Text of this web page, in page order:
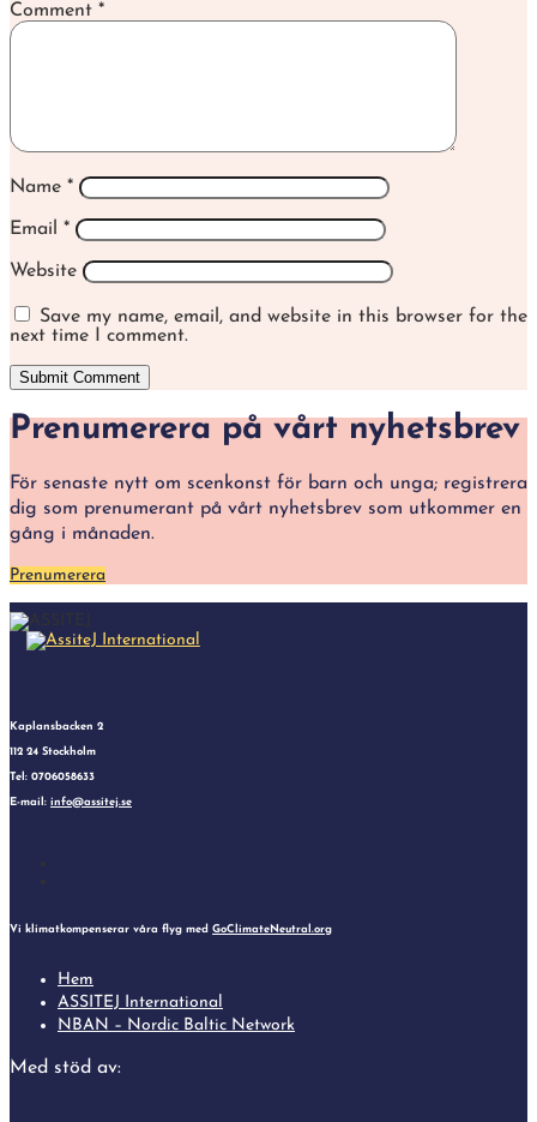
Comment *
Name *
Email *
Website
Save my name, email, and website in this browser for the
next time I comment.
Submit Comment
Prenumerera på vårt nyhetsbrev
För senaste nytt om scenkonst för barn och unga; registrera
dig som prenumerant på vårt nyhetsbrev som utkommer en
gång i månaden.
Prenumerera
Kaplansbacken 2
112 24 Stockholm
Tel: 0706058633
E-mail: info@assitej.se
Vi klimatkompenserar våra flyg med GoClimateNeutral.org
Hem
ASSITEJ International
NBAN – Nordic Baltic Network
Med stöd av: